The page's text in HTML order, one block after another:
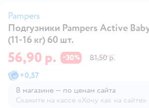
Pampers
Подгузники Pampers Active
(11-16 кг) 60 шт.
56,90 р. −30%
81,50 р.
+0,57
В магазине — по ценам сайта
Скажите на кассе «Хочу как на сайте»